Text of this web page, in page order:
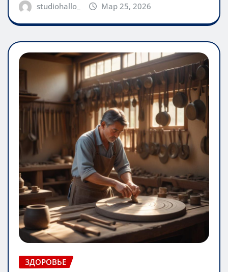
studiohallo_ Мар 25, 2026
ЗДОРОВЬЕ